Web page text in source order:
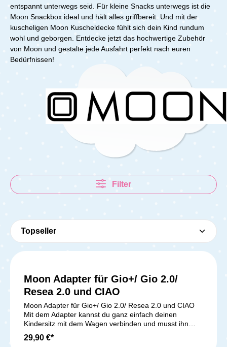
entspannt unterwegs seid. Für kleine Snacks unterwegs ist die
Moon Snackbox ideal und hält alles griffbereit. Und mit der
kuscheligen Moon Kuscheldecke fühlt sich dein Kind rundum
wohl und geborgen. Entdecke jetzt das hochwertige Zubehör
von Moon und gestalte jede Ausfahrt perfekt nach euren
Bedürfnissen!
Filter
Moon Adapter für Gio+/ Gio 2.0/
Resea 2.0 und CIAO
Moon Adapter für Gio+/ Gio 2.0/ Resea 2.0 und CIAO
Mit dem Adapter kannst du ganz einfach deinen
Kindersitz mit dem Wagen verbinden und musst ihn
nicht mehr tragen. Lieferumfang: 1x Moon Adapter
für Gio+/ Gio 2.0/ Resea 2.0 und CIAO
29,90 €*